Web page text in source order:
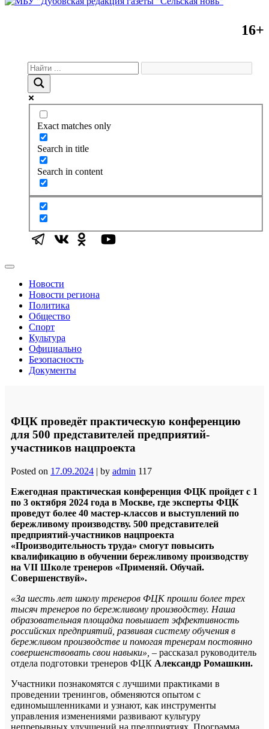
16+
Exact matches only
Search in title
Search in content
Новости
Новости региона
Политика
Общество
Спорт
Культура
Официально
Безопасность
Документы
ФЦК проведёт практическую конференцию
для 500 представителей предприятий-
участников нацпроекта
Posted on 17.09.2024 | by admin 117
Ежегодная практическая конференция ФЦК пройдет с 1
по 3 октября 2024 года в Москве, где эксперты ФЦК
проведут более 40 мастер-классов и выступлений по
бережливому производству. 500 представителей
предприятий-участников нацпроекта
«Производительность труда» смогут повысить
квалификацию в обучении бережливому производству
на VII Школе тренеров «Применяй. Обучай.
Совершенствуй».
«За шесть лет школу тренеров ФЦК прошли более трех
тысяч тренеров по бережливому производству. Наша
образовательная площадка повышает эффективность
российских предприятий, развивая систему обучения в
бережливом производстве и помогая тренерам постоянно
совершенствовать свои навыки», – рассказал руководитель
отдела подготовки тренеров ФЦК Александр Ромашкин.
Участники познакомятся с лучшими практиками в
проведении тренингов, обменяются опытом с
единомышленниками и узнают, как инструменты
управления изменениями развивают культуру
непрерывных улучшений на предприятиях. Программа